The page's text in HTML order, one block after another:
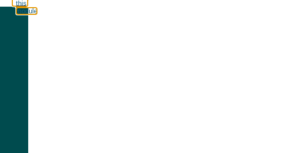
this
module